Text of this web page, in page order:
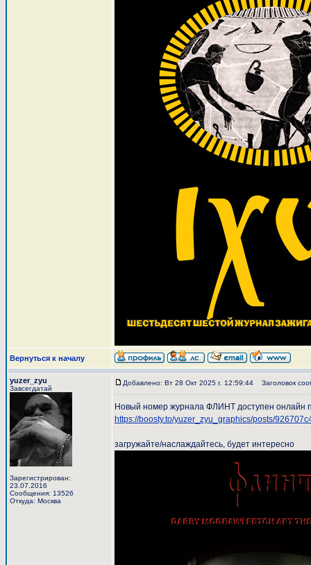
Вернуться к началу
yuzer_zyu
Завсегдатай
Зарегистрирован:
23.07.2016
Сообщения: 13526
Откуда: Москва
Добавлено: Вт 28 Окт 2025 г. 12:59:44 Заголовок
Новый номер журнала ФЛИНТ доступен онлайн
https://boosty.to/yuzer_zyu_graphics/posts/
загружайте/наслаждайтесь, будет интересно